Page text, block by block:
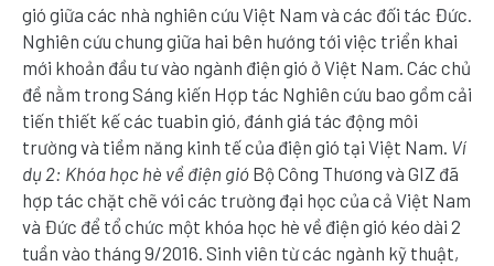
gió giữa các nhà nghiên cứu Việt Nam và các đối tác Đức.
Nghiên cứu chung giữa hai bên hướng tới việc triển khai
mới khoản đầu tư vào ngành điện gió ở Việt Nam. Các chủ
đề nằm trong Sáng kiến Hợp tác Nghiên cứu bao gồm cải
tiến thiết kế các tuabin gió, đánh giá tác động môi
trường và tiềm năng kinh tế của điện gió tại Việt Nam. Ví
dụ 2: Khóa học hè về điện gió Bộ Công Thương và GIZ đã
hợp tác chặt chẽ với các trường đại học của cả Việt Nam
và Đức để tổ chức một khóa học hè về điện gió kéo dài 2
tuần vào tháng 9/2016. Sinh viên từ các ngành kỹ thuật,